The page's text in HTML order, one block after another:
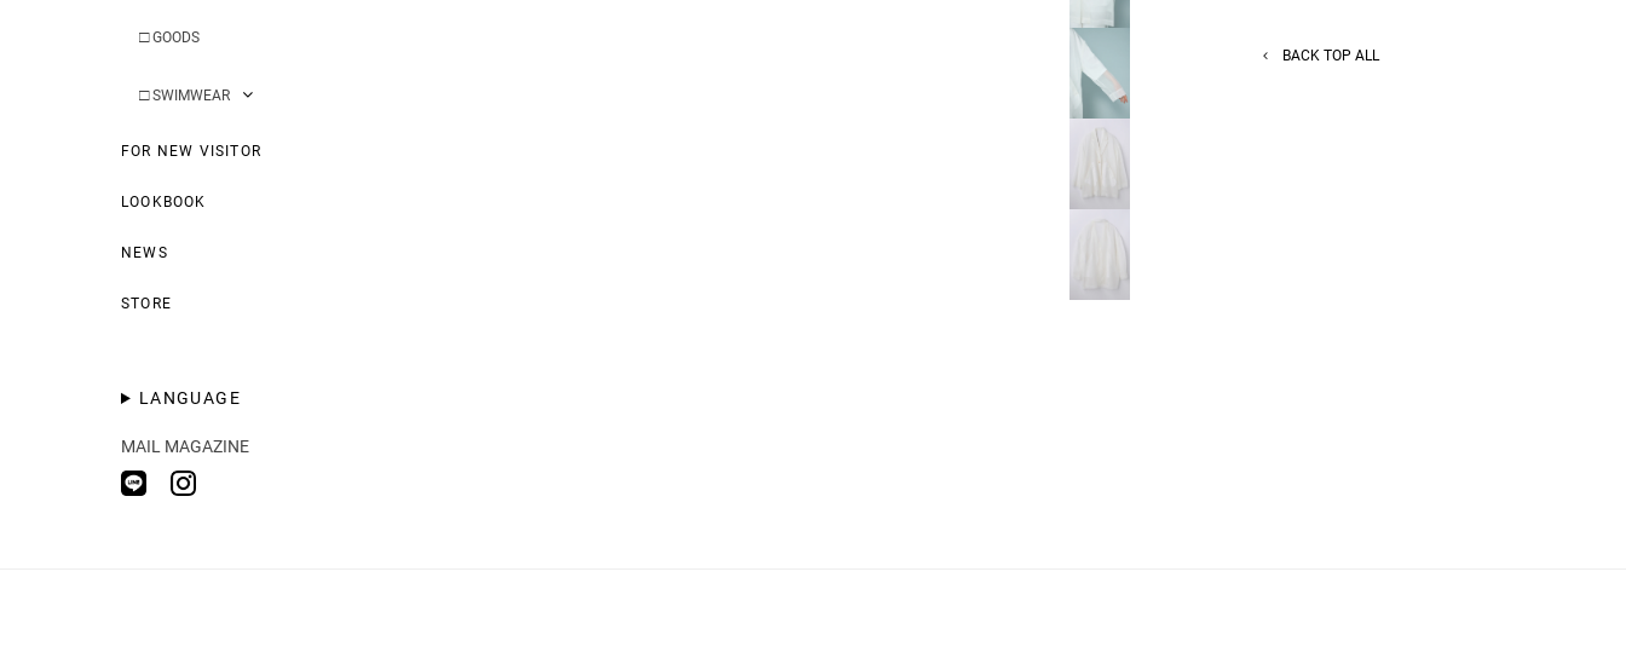
□ GOODS
□ SWIMWEAR
FOR NEW VISITOR
LOOKBOOK
NEWS
STORE
LANGUAGE
MAIL MAGAZINE
り、実物と多少の差異が生じます。
BACK TOP ALL